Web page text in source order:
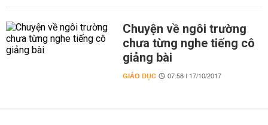
Chuyện về ngôi trường
chưa từng nghe tiếng cô
giảng bài
GIÁO DỤC 07:58 | 17/10/2017